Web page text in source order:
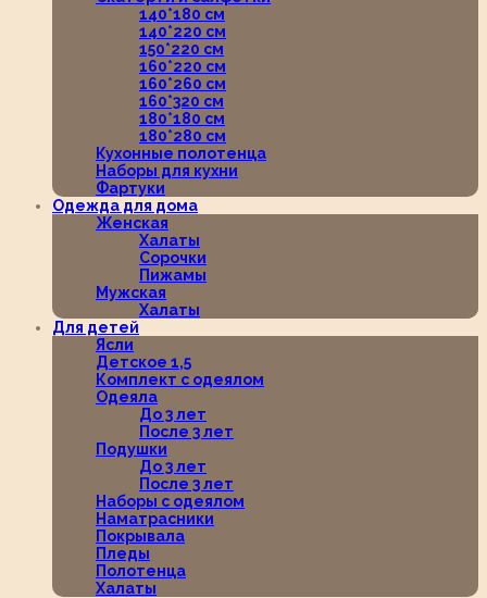
140*180 см
140*220 см
150*220 см
160*220 см
160*260 см
160*320 см
180*180 см
180*280 см
Кухонные полотенца
Наборы для кухни
Фартуки
Одежда для дома
Женская
Халаты
Сорочки
Пижамы
Мужская
Халаты
Для детей
Ясли
Детское 1,5
Комплект с одеялом
Одеяла
До 3 лет
После 3 лет
Подушки
До 3 лет
После 3 лет
Наборы с одеялом
Наматрасники
Покрывала
Пледы
Полотенца
Халаты